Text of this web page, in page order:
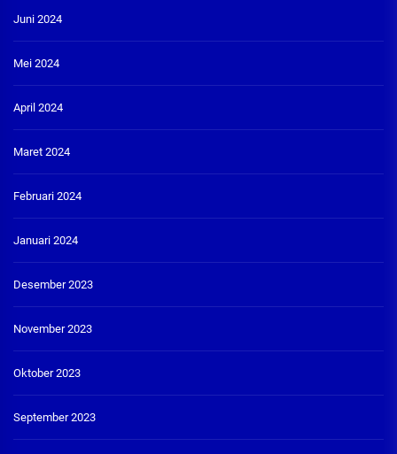
Juni 2024
Mei 2024
April 2024
Maret 2024
Februari 2024
Januari 2024
Desember 2023
November 2023
Oktober 2023
September 2023